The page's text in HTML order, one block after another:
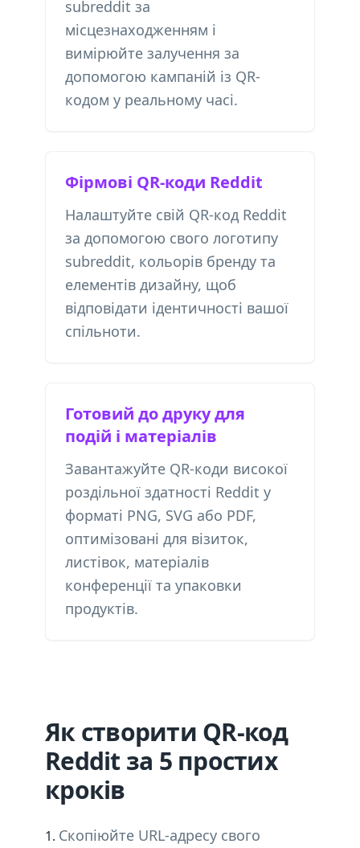
subreddit за
місцезнаходженням і
вимірюйте залучення за
допомогою кампаній із QR-
кодом у реальному часі.
Фірмові QR-коди Reddit
Налаштуйте свій QR-код Reddit
за допомогою свого логотипу
subreddit, кольорів бренду та
елементів дизайну, щоб
відповідати ідентичності вашої
спільноти.
Готовий до друку для
подій і матеріалів
Завантажуйте QR-коди високої
роздільної здатності Reddit у
форматі PNG, SVG або PDF,
оптимізовані для візиток,
листівок, матеріалів
конференції та упаковки
продуктів.
Як створити QR-код
Reddit за 5 простих
кроків
Скопіюйте URL-адресу свого